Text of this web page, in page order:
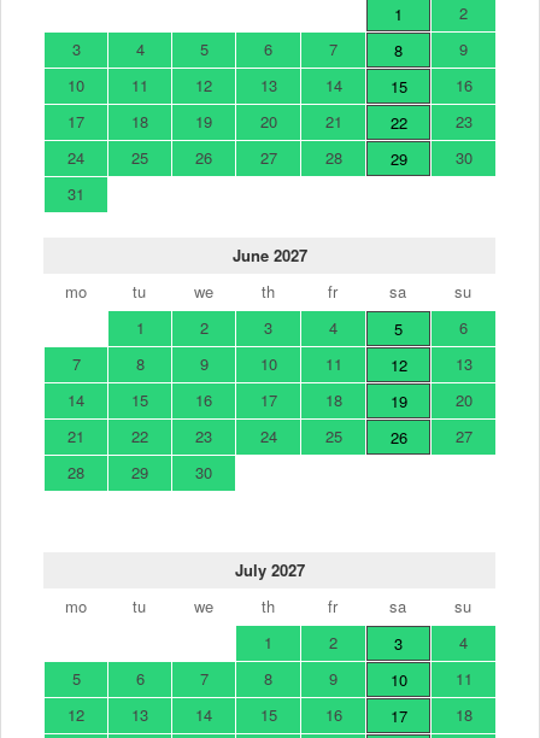
1
2
3
4 5 6 7 8
9
10
11 12 13 14 15
16
17
18 19 20 21 22
23
24
25 26 27 28 29
30
31
June 2027
mo
tu we th fr sa
su
1
2 3 4 5
6
7
8 9 10 11 12
13
14
15 16 17 18 19
20
21
22 23 24 25 26
27
28
29 30
July 2027
mo
tu we th fr sa
su
1
2 3
4
5
6 7 8 9 10
11
12
13 14 15 16 17
18